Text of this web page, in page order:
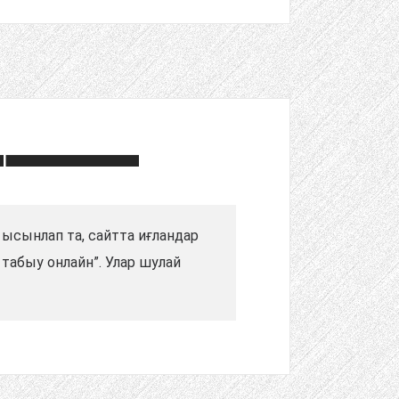
та, сайтта иғландар
онлайн”. Улар шулай